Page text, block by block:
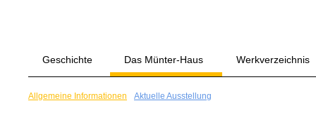
Geschichte Das Münter-Haus Werkverzeichnis
Allgemeine Informationen Aktuelle Ausstellung